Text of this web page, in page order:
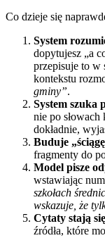
Co dzieje się
System
dopytujesz „a
przepisuje to w
kontekstu
gminy”.
System szuka
nie po
dokładnie,
Buduje
fragmenty do
Model pisze
wstawiając
szkołach
wskazuje, że
Cytaty stają
źródła, które